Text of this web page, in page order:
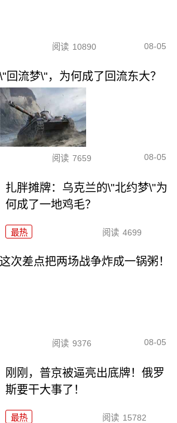
阅读 10890 08-05
回流梦\"，为何成了回流东大？
阅读 7659 08-05
扎胖摊牌：乌克兰的\"北约梦\"为
何成了一地鸡毛？
最热 阅读 4699
次差点把两场战争炸成一锅粥！
阅读 9376 08-05
刚刚，普京被逼亮出底牌！俄罗
斯要干大事了！
最热 阅读 15782